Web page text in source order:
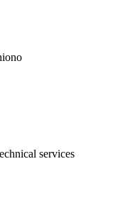
services